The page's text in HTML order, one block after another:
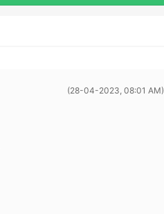
(28-04-2023, 08:01 AM)